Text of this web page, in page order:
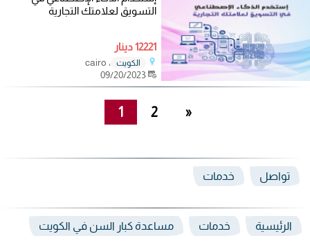
التسويق لعلامتك التجارية
12221 دينار
الكويت
، cairo
09/20/2023
1 2 »
تواصل خدمات
الرئيسية خدمات مساعدة كبار السن في الكويت